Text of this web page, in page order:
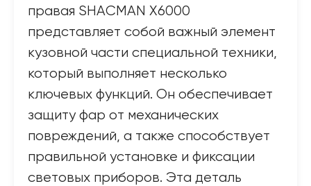
правая SHACMAN X6000
представляет собой важный элемент
кузовной части специальной техники,
который выполняет несколько
ключевых функций. Он обеспечивает
защиту фар от механических
повреждений, а также способствует
правильной установке и фиксации
световых приборов. Эта деталь